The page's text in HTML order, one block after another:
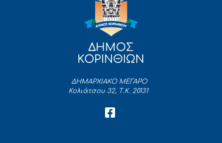
ΔΗΜΟΣ
ΚΟΡΙΝΘΙΩΝ
ΔΗΜΑΡΧΙΑΚΟ ΜΕΓΑΡΟ
Κολιάτσου 32, Τ.Κ. 20131